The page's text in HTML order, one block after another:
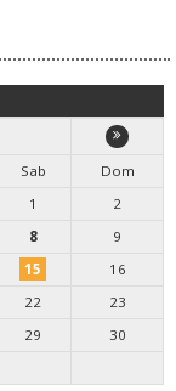
Sab
Dom
1
2
8
9
15
16
22
23
29
30